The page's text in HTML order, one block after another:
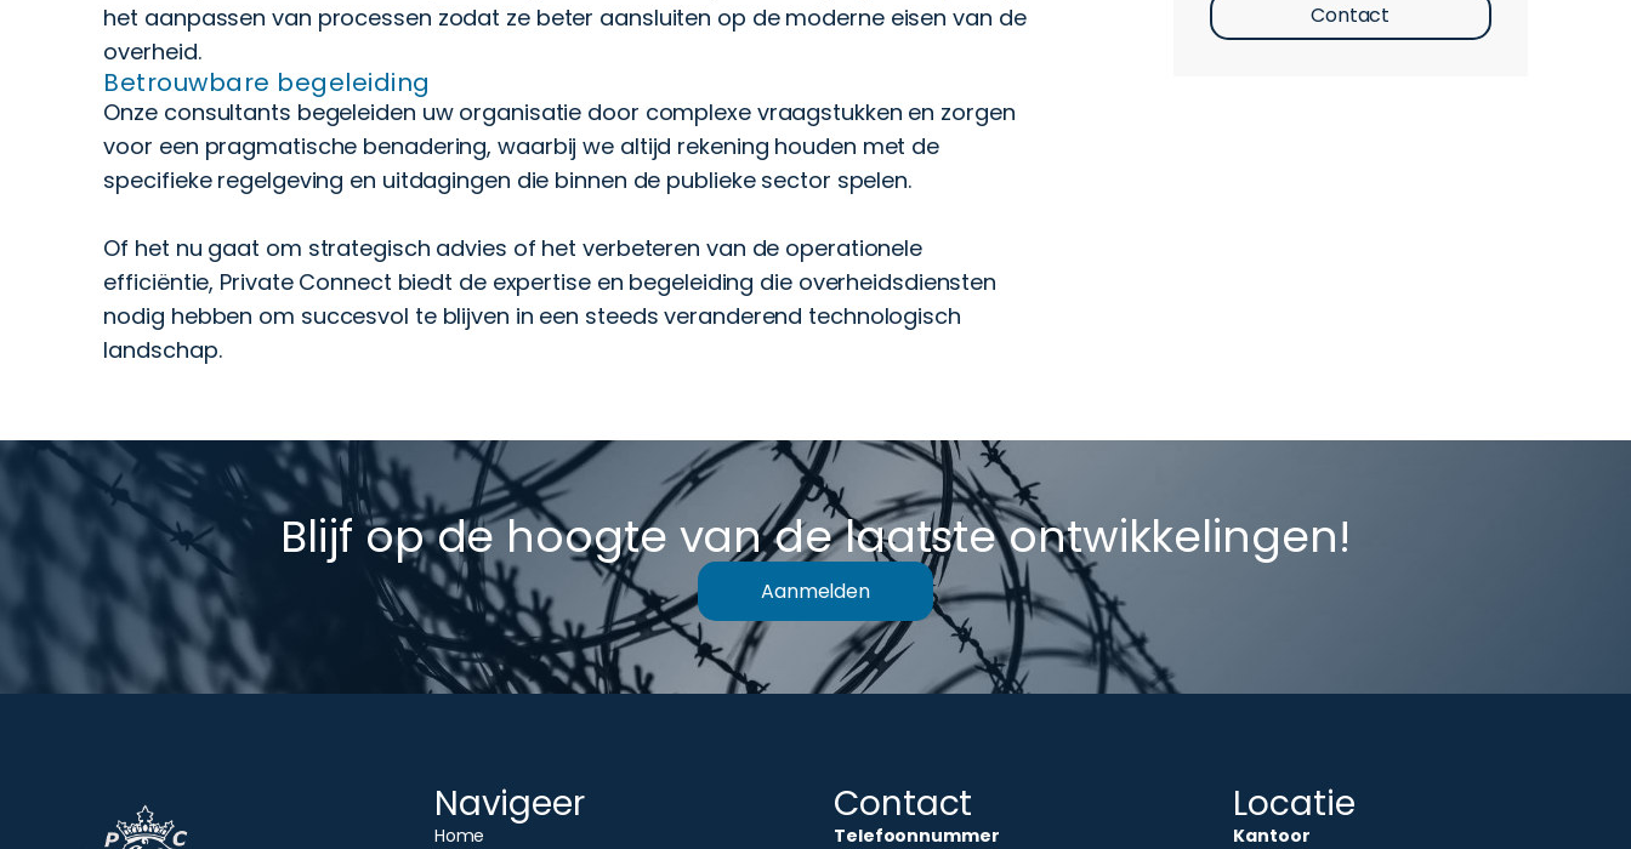
het aanpassen van processen zodat ze beter aansluiten op de moderne eisen van de
overheid.
Betrouwbare begeleiding
Onze consultants begeleiden uw organisatie door complexe vraagstukken en zorgen
voor een pragmatische benadering, waarbij we altijd rekening houden met de
specifieke regelgeving en uitdagingen die binnen de publieke sector spelen.
Of het nu gaat om strategisch advies of het verbeteren van de operationele
efficiëntie, Private Connect biedt de expertise en begeleiding die overheidsdiensten
nodig hebben om succesvol te blijven in een steeds veranderend technologisch
landschap.
Contact
Blijf op de hoogte van de laatste ontwikkelingen!
Aanmelden
Navigeer
Home
Contact
Telefoonnummer
Locatie
Kantoor